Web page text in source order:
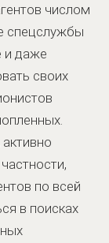
числом
спецслужбы
и даже
своих
по всей
в поисках